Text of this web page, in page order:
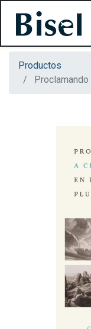
Productos
Proclamando